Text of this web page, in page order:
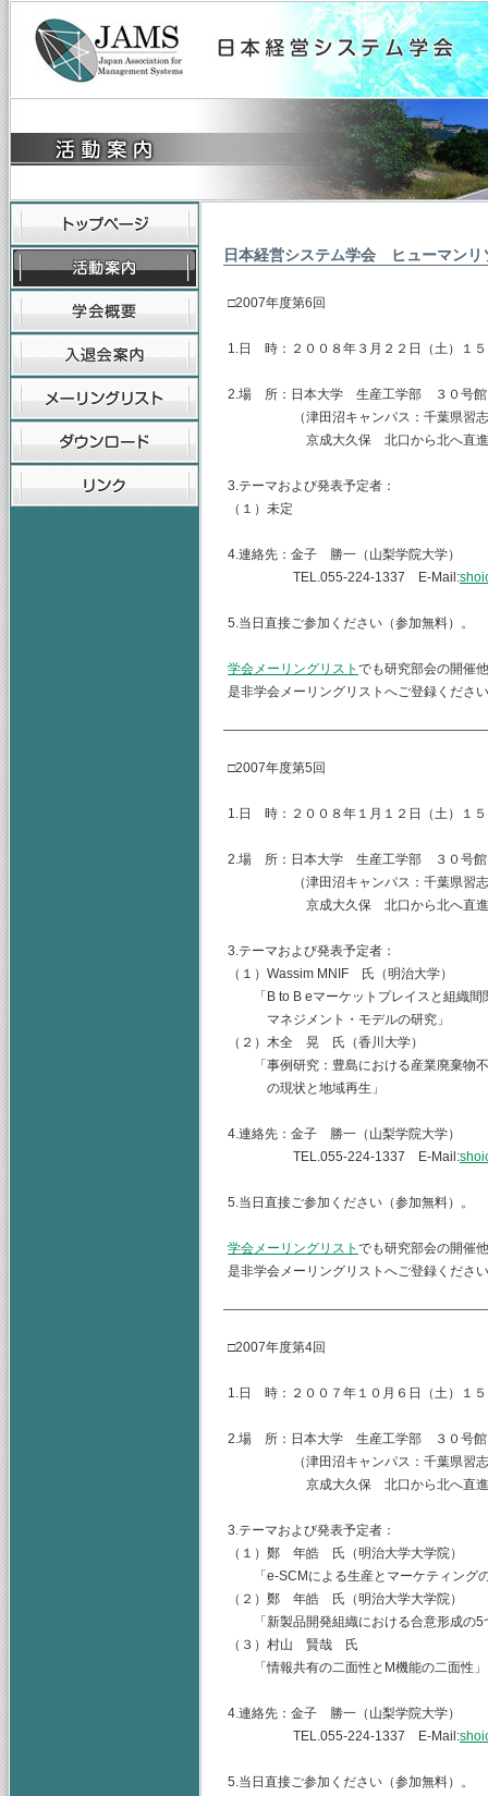
日本経営システム学会 ヒューマンリ
□2007年度第6回
1.日 時：２００８年３月２２日（土）１
2.場 所：日本大学 生産工学部 ３０号
（津田沼キャンパス：千葉県習志
京成大久保 北口から北へ直進
3.テーマおよび発表予定者：
（１）未定
4.連絡先：金子 勝一（山梨学院大学）
TEL.055-224-1337 E-Mail:
5.当日直接ご参加ください（参加無料）。
学会メーリングリスト でも研究部会の開催
是非学会メーリングリストへご登録くださ
□2007年度第5回
1.日 時：２００８年１月１２日（土）１
2.場 所：日本大学 生産工学部 ３０号
（津田沼キャンパス：千葉県習志
京成大久保 北口から北へ直進
3.テーマおよび発表予定者：
（１）Wassim MNIF 氏（明治大学）
「B to B eマーケットプレイスと組織間
マネジメント・モデルの研
（２）木全 晃 氏（香川大学）
「事例研究：豊島における産業廃棄物
の現状と地域再生」
4.連絡先：金子 勝一（山梨学院大学）
TEL.055-224-1337 E-Mail:
5.当日直接ご参加ください（参加無料）。
学会メーリングリスト でも研究部会の開催
是非学会メーリングリストへご登録くださ
□2007年度第4回
1.日 時：２００７年１０月６日（土）１
2.場 所：日本大学 生産工学部 ３０号
（津田沼キャンパス：千葉県習志
京成大久保 北口から北へ直進
3.テーマおよび発表予定者：
（１）鄭 年皓 氏（明治大学大学院）
「e-SCMによる生産とマーケティング
（２）鄭 年皓 氏（明治大学大学院）
「新製品開発組織における合意形成の5
（３）村山 賢哉 氏
「情報共有の二面性とM機能の
4.連絡先：金子 勝一（山梨学院大学）
TEL.055-224-1337 E-Mail:
5.当日直接ご参加ください（参加無料）。